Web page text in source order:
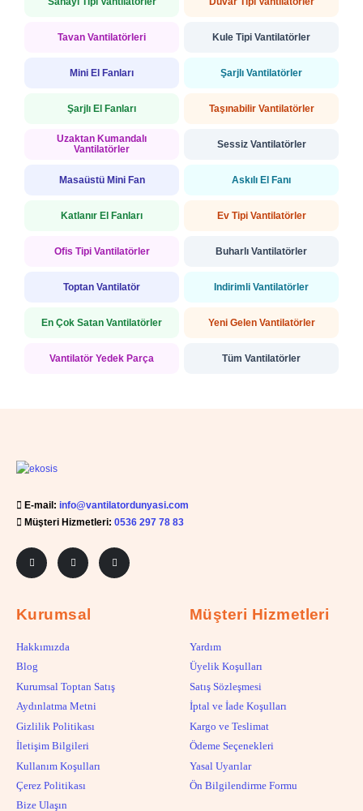
Tavan Vantilatörleri Kule Tipi Vantilatörler
Mini El Fanları Şarjlı Vantilatörler
Şarjlı El Fanları Taşınabilir Vantilatörler
Uzaktan Kumandalı
Vantilatörler
Sessiz Vantilatörler
Masaüstü Mini Fan Askılı El Fanı
Katlanır El Fanları Ev Tipi Vantilatörler
Ofis Tipi Vantilatörler Buharlı Vantilatörler
Toptan Vantilatör İndirimli Vantilatörler
En Çok Satan Vantilatörler Yeni Gelen Vantilatörler
Vantilatör Yedek Parça Tüm Vantilatörler
E-mail: info@vantilatordunyasi.com
Müşteri Hizmetleri: 0536 297 78 83
Kurumsal
Hakkımızda
Blog
Kurumsal Toptan Satış
Aydınlatma Metni
Gizlilik Politikası
İletişim Bilgileri
Kullanım Koşulları
Çerez Politikası
Bize Ulaşın
Müşteri Hizmetleri
Yardım
Üyelik Koşulları
Satış Sözleşmesi
İptal ve İade Koşulları
Kargo ve Teslimat
Ödeme Seçenekleri
Yasal Uyarılar
Ön Bilgilendirme Formu